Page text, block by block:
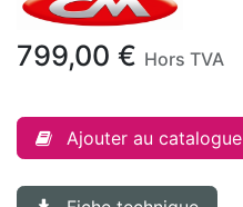
799,00 € Hors TVA
Ajouter au catalogue